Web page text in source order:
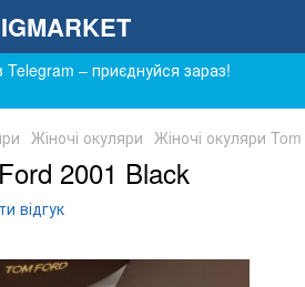
Telegram – приєднуйся зараз!
Жіночі окуляри Жіночі окуляри
2001 Black
відгук